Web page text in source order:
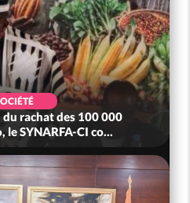
rachat des 100 000
le SYNARFA-CI co...